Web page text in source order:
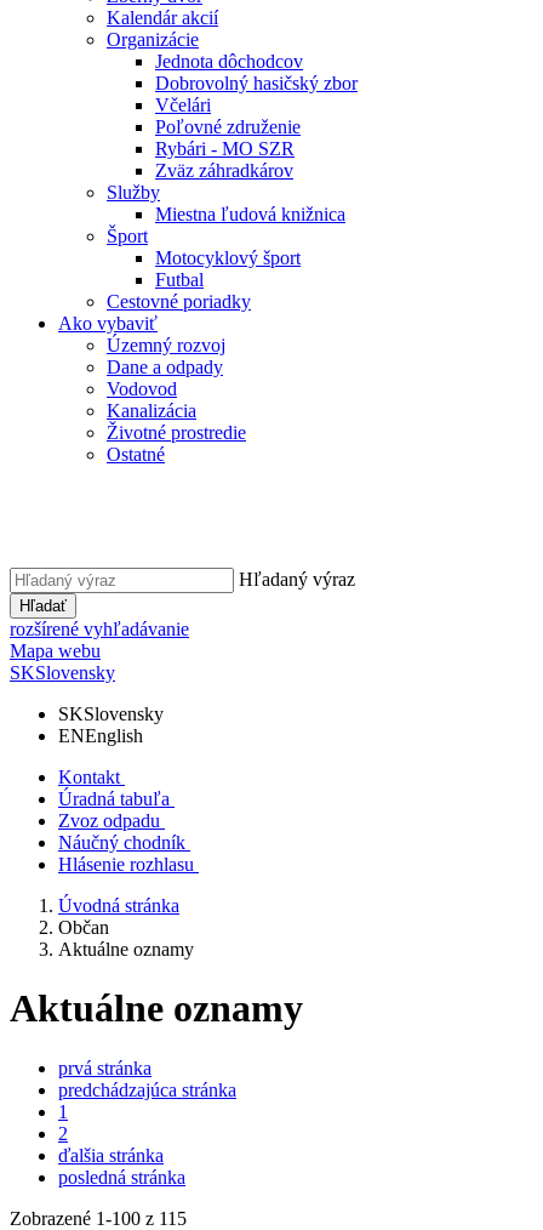
Kalendár akcií
Organizácie
Jednota dôchodcov
Dobrovolný hasičský zbor
Včelári
Poľovné združenie
Rybári - MO SZR
Zväz záhradkárov
Služby
Miestna ľudová knižnica
Šport
Motocyklový šport
Futbal
Cestovné poriadky
Ako vybaviť
Územný rozvoj
Dane a odpady
Vodovod
Kanalizácia
Životné prostredie
Ostatné
Hľadaný výraz
Hľadať
rozšírené vyhľadávanie
Mapa webu
SKSlovensky
SKSlovensky
ENEnglish
Kontakt
Úradná tabuľa
Zvoz odpadu
Náučný chodník
Hlásenie rozhlasu
Úvodná stránka
Občan
Aktuálne oznamy
Aktuálne oznamy
prvá stránka
predchádzajúca stránka
1
2
ďalšia stránka
posledná stránka
Zobrazené 1-100 z 115